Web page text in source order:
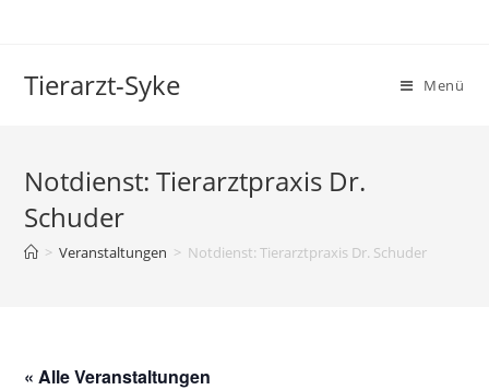
Tierarzt-Syke Menü
Notdienst: Tierarztpraxis Dr.
Schuder
> Veranstaltungen > Notdienst: Tierarztpraxis Dr. Schuder
« Alle Veranstaltungen